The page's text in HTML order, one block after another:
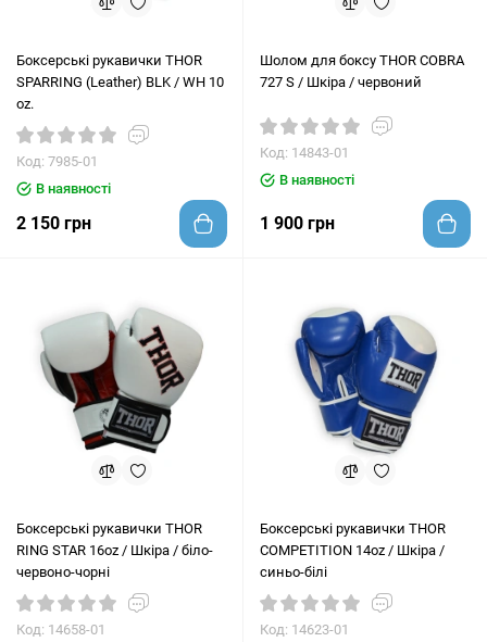
Боксерські рукавички THOR
SPARRING (Leather) BLK / WH 10
oz.
Код: 7985-01
В наявності
2 150 грн
Шолом для боксу THOR COBRA
727 S / Шкіра / червоний
Код: 14843-01
В наявності
1 900 грн
Боксерські рукавички THOR
RING STAR 16oz / Шкіра / біло-
червоно-чорні
Код: 14658-01
Боксерські рукавички THOR
COMPETITION 14oz / Шкіра /
синьо-білі
Код: 14623-01